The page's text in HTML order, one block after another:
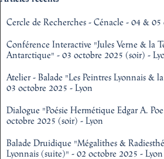
Cercle de Recherches - Cénacle - 04 &
Conférence Interactive "Jules Verne & la
Antarctique" - 03 octobre 2025 (soir) -
Atelier - Balade "Les Peintres Lyonnais &
03 octobre 2025 - Lyon
Dialogue "Poésie Hermétique Edgar A.
octobre 2025 (soir) - Lyon
Balade Druidique "Mégalithes &
Lyonnais (suite)" - 02 octobre 2025 - Lyon